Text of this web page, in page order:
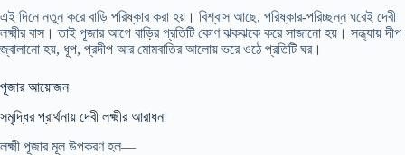
এই দিনে নতুন করে বাড়ি পরিষ্কার করা হয়। বিশ্বাস আছে, পরিষ্কার-পরিচ্ছন্ন ঘরেই দেবী
লক্ষ্মীর বাস। তাই পূজার আগে বাড়ির প্রতিটি কোণ ঝকঝকে করে সাজানো হয়। সন্ধ্যায় দীপ
জ্বালানো হয়, ধূপ, প্রদীপ আর মোমবাতির আলোয় ভরে ওঠে প্রতিটি ঘর।
পূজার আয়োজন
সমৃদ্ধির প্রার্থনায় দেবী লক্ষ্মীর আরাধনা
লক্ষ্মী পূজার মূল উপকরণ হল—